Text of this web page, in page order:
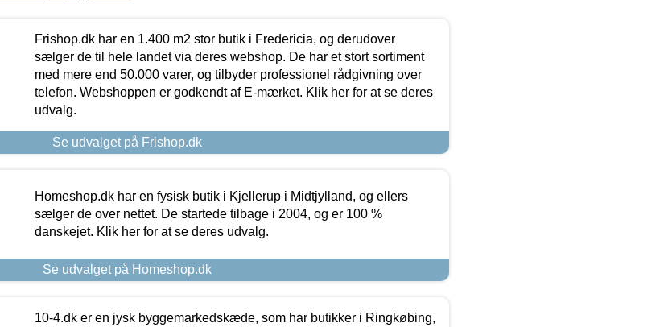
Frishop.dk har en 1.400 m2 stor butik i Fredericia, og derudover
sælger de til hele landet via deres webshop. De har et stort sortiment
med mere end 50.000 varer, og tilbyder professionel rådgivning over
telefon. Webshoppen er godkendt af E-mærket. Klik her for at se deres
udvalg.
Se udvalget på Frishop.dk
Homeshop.dk har en fysisk butik i Kjellerup i Midtjylland, og ellers
sælger de over nettet. De startede tilbage i 2004, og er 100 %
danskejet. Klik her for at se deres udvalg.
Se udvalget på Homeshop.dk
10-4.dk er en jysk byggemarkedskæde, som har butikker i Ringkøbing,